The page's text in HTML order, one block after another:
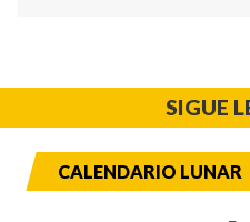
SIGUE
CALENDARIO LUNAR